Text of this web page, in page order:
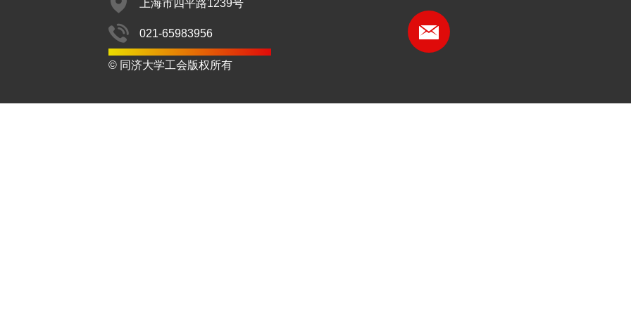
上海市四平路1239号
021-65983956
© 同济大学工会版权所有